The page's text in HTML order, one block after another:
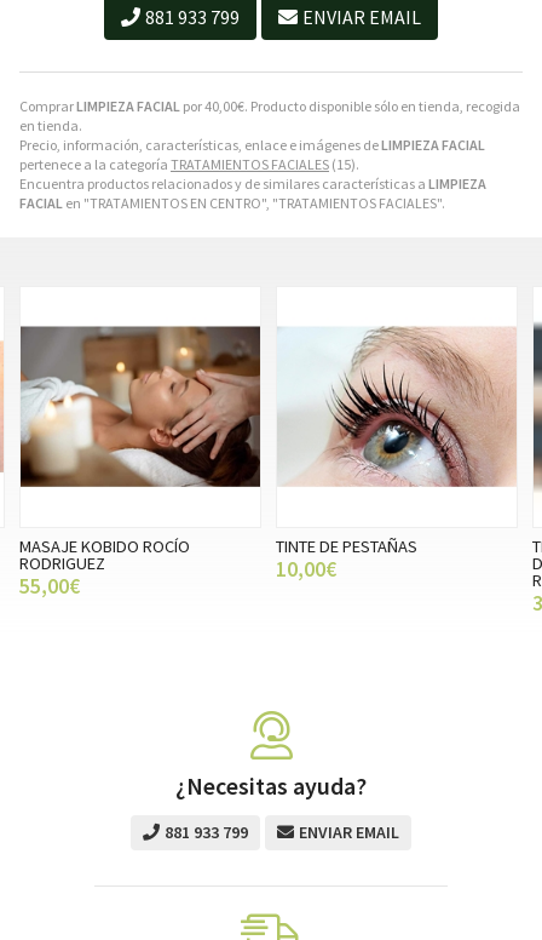
ComprarLIMPIEZA FACIAL por40,00€. Producto disponible sólo en tienda, recogida
en tienda.
Precio, información, características, enlace e imágenes deLIMPIEZA FACIAL
pertenece a la categoría TRATAMIENTOS FACIALES (15).
Encuentra productos relacionados y de similares características a LIMPIEZA
FACIAL en "TRATAMIENTOS EN CENTRO", "TRATAMIENTOS FACIALES".
881 933 799 ENVIAR EMAIL
ROCÍO TINTE DE PESTAÑAS
DOBLE
¿Necesitas ayuda?
881 933 799 ENVIAR EMAIL